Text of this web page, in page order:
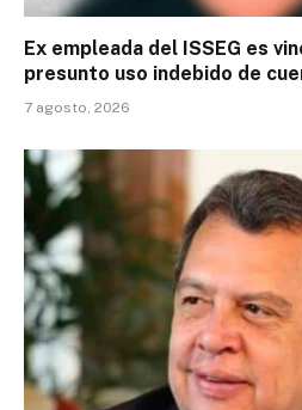
Ex empleada del ISSEG es
presunto uso indebido de
7 agosto, 2026